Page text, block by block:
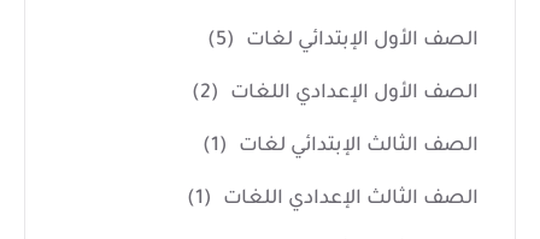
الصف الأول الإبتدائي لغات (5)
الصف الأول الإعدادي اللغات (2)
الصف الثالث الإبتدائي لغات (1)
الصف الثالث الإعدادي اللغات (1)